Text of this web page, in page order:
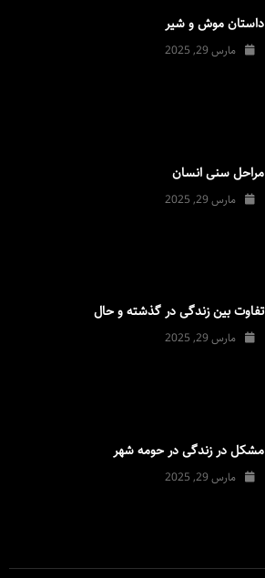
داستان موش و شیر
مارس 29, 2025
مراحل سنی انسان
مارس 29, 2025
تفاوت بین زندگی در گذشته و حال
مارس 29, 2025
مشکل در زندگی در حومه شهر
مارس 29, 2025